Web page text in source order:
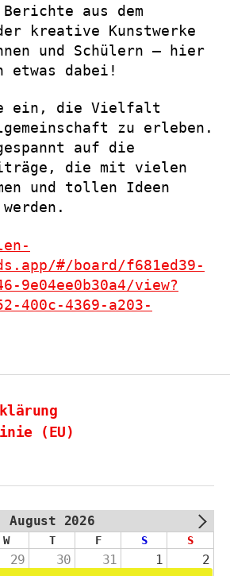
aus dem
kreative Kunstwerke
und Schülern – hier
dabei!
ein, die Vielfalt
zu erleben.
auf die
die mit vielen
und tollen Ideen
#/board/f681ed39-
9e04ee0b30a4/view?
400c-4369-a203-
(EU)
August 2026
W T F S S
29 30 31 1 2